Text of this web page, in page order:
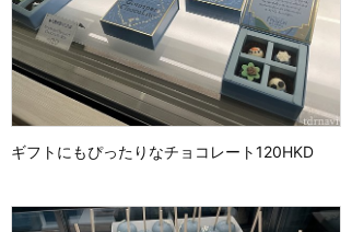
ギフトにもぴったりなチョコレート120HKD